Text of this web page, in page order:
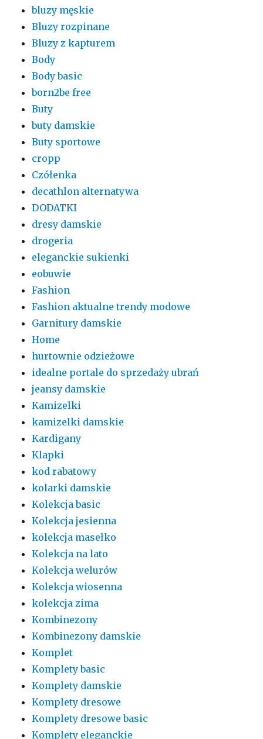
bluzy męskie
Bluzy rozpinane
Bluzy z kapturem
Body
Body basic
born2be free
Buty
buty damskie
Buty sportowe
cropp
Czółenka
decathlon alternatywa
DODATKI
dresy damskie
drogeria
eleganckie sukienki
eobuwie
Fashion
Fashion aktualne trendy modowe
Garnitury damskie
Home
hurtownie odzieżowe
idealne portale do sprzedaży ubrań
jeansy damskie
Kamizelki
kamizelki damskie
Kardigany
Klapki
kod rabatowy
kolarki damskie
Kolekcja basic
Kolekcja jesienna
kolekcja masełko
Kolekcja na lato
Kolekcja welurów
Kolekcja wiosenna
kolekcja zima
Kombinezony
Kombinezony damskie
Komplet
Komplety basic
Komplety damskie
Komplety dresowe
Komplety dresowe basic
Komplety eleganckie